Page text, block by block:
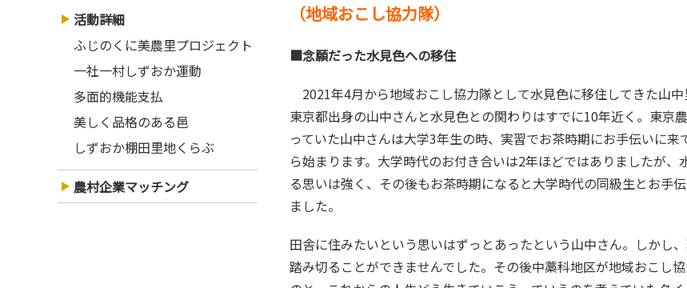
（地域おこし協力隊）
■念願だった水見色への移住
2021年4月から地域おこし協力隊として水見色に移住してきた山中里絵さん。
東京都出身の山中さんと水見色との関わりはすでに10年近く。東京
っていた山中さんは大学3年生の時、実習でお茶時期にお手伝いに来
ら始まります。大学時代のお付き合いは2年ほどではありましたが、
る思いは強く、その後もお茶時期になると大学時代の同級生とお手
ました。
田舎に住みたいという思いはずっとあったという山中さん。しかし、現実問題として住む場所や仕事などを考えるとなかなか
踏み切ることができませんでした。その後中藁科地区が地域おこし
活動詳細
ふじのくに美農里プロジェクト
一社一村しずおか運動
多面的機能支払
美しく品格のある邑
しずおか棚田里地くらぶ
農村企業マッチング